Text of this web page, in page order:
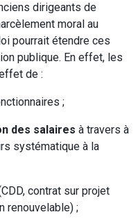
dirigeants de
moral au
pourrait étendre ces
publique. En effet, les
de :
;
des salaires à travers à
systématique à la
contrat sur projet
renouvelable) ;